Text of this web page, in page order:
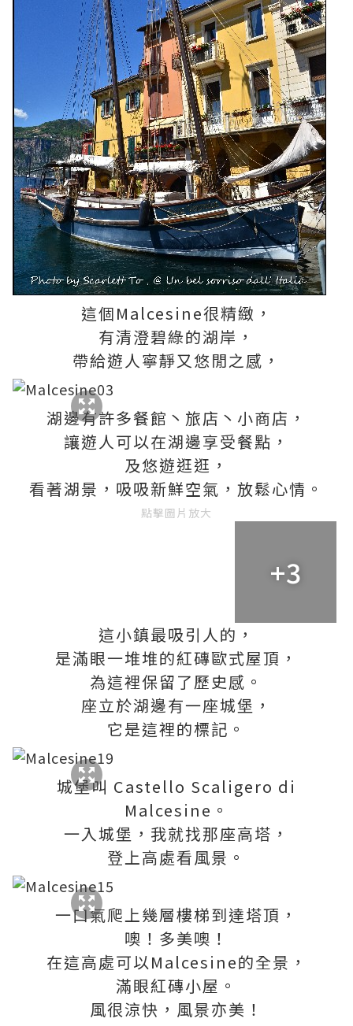
這個Malcesine很精緻，
有清澄碧綠的湖岸，
帶給遊人寧靜又悠閒之感，
湖邊有許多餐館丶旅店丶小商店，
讓遊人可以在湖邊享受餐點，
及悠遊逛逛，
看著湖景，吸吸新鮮空氣，放鬆心情。
點擊圖片放大
+3
這小鎮最吸引人的，
是滿眼一堆堆的紅磚歐式屋頂，
為這裡保留了歷史感。
座立於湖邊有一座城堡，
它是這裡的標記。
城堡叫 Castello Scaligero di
Malcesine。
一入城堡，我就找那座高塔，
登上高處看風景。
一口氣爬上幾層樓梯到達塔頂，
噢！多美噢！
在這高處可以Malcesine的全景，
滿眼紅磚小屋。
風很涼快，風景亦美！